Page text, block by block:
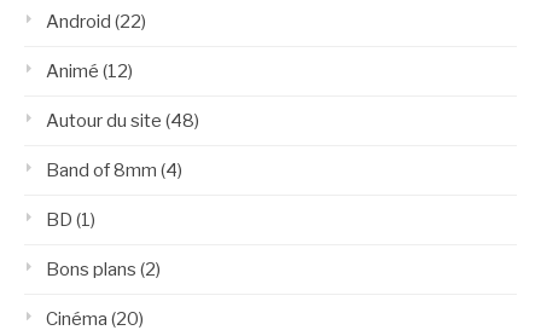
Android (22)
Animé (12)
Autour du site (48)
Band of 8mm (4)
BD (1)
Bons plans (2)
Cinéma (20)